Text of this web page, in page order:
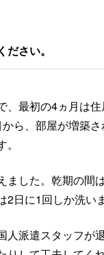
さい。
最初の4ヵ月は
ら、部屋が増築
ました。乾期の間
日に1回しか洗い
派遣スタッフが